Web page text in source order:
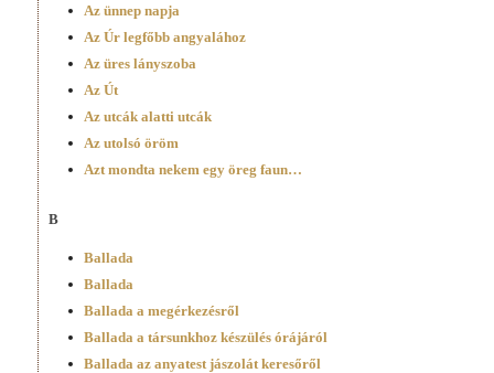
Az ünnep napja
Az Úr legfőbb angyalához
Az üres lányszoba
Az Út
Az utcák alatti utcák
Az utolsó öröm
Azt mondta nekem egy öreg faun…
B
Ballada
Ballada
Ballada a megérkezésről
Ballada a társunkhoz készülés órájáról
Ballada az anyatest jászolát keresőről